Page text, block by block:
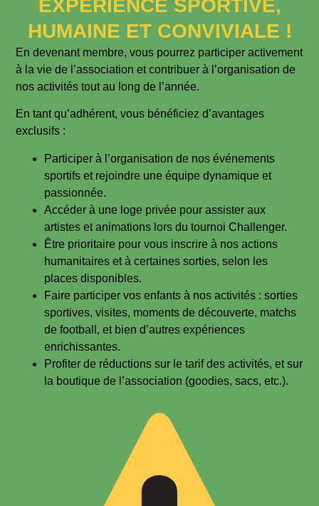
EXPÉRIENCE SPORTIVE,
HUMAINE ET CONVIVIALE !
En devenant membre, vous pourrez participer activement
à la vie de l’association et contribuer à l’organisation de
nos activités tout au long de l’année.
En tant qu’adhérent, vous bénéficiez d’avantages
exclusifs :
Participer à l’organisation de nos événements
sportifs et rejoindre une équipe dynamique et
passionnée.
Accéder à une loge privée pour assister aux
artistes et animations lors du tournoi Challenger.
Être prioritaire pour vous inscrire à nos actions
humanitaires et à certaines sorties, selon les
places disponibles.
Faire participer vos enfants à nos activités : sorties
sportives, visites, moments de découverte, matchs
de football, et bien d’autres expériences
enrichissantes.
Profiter de réductions sur le tarif des activités, et sur
la boutique de l’association (goodies, sacs, etc.).